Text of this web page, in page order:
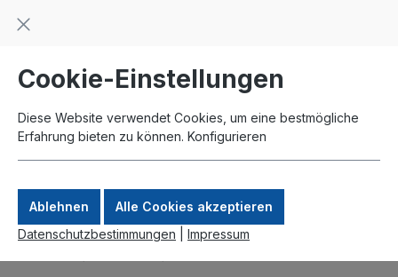
springen
Zahlung per Paypal
Cookie-Einstellungen
Diese Website verwendet Cookies, um eine bestmögliche
Erfahrung bieten zu können. Konfigurieren
Ablehnen
Alle Cookies akzeptieren
Datenschutzbestimmungen
Impressum